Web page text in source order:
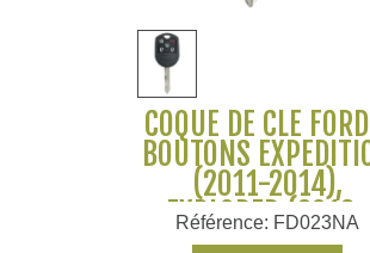
COQUE DE CLÉ
BOUTONS
(2011-2014),
EXPLORER (2013-
2015), FLEX (2013-
Référence: FD023NA